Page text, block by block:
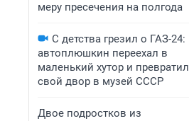
меру пресечения на полгода
С детства грезил о ГАЗ-24:
автоплюшкин переехал в
маленький хутор и превратил
свой двор в музей СССР
Двое подростков из